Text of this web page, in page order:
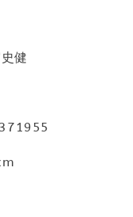
健